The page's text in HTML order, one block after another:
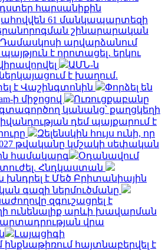
հարսանիքին
61 մանկապարտեզի
շինարարական
Դամասկոսի արվարձանում
է որոտացել․ երկու
ԱՄՆ-ն
է խաղում.
է Վաշինգտոնին
Փորձել են
ի միջոցով
Ուռուցքաբանը
կանանց՝ քաղցկեղի
դեմ պայքարում է
Զելենսկին հույս ունի, որ
թվականը կմշակի սեփական
համակարգ
Օդանավում
տուժել. Հնդկաստան
է Մեծ Բրիտանիային
գազի ներմուծմանը
զգուշացրել է
ունենալիք արևի խավարման
արտադրության վրա
Լայպցիգի
հայտնաբերվել է